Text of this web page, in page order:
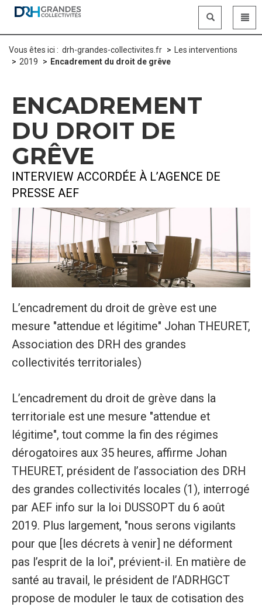
Vous êtes ici : drh-grandes-collectivites.fr
Les interventions
2019
Encadrement du droit de grêve
ENCADREMENT
DU DROIT DE
GRÊVE
INTERVIEW ACCORDÉE À L’AGENCE DE
PRESSE AEF
L’encadrement du droit de grève est une
mesure "attendue et légitime" Johan THEURET,
Association des DRH des grandes
collectivités territoriales)
L’encadrement du droit de grève dans la
territoriale est une mesure "attendue et
légitime", tout comme la fin des régimes
dérogatoires aux 35 heures, affirme Johan
THEURET, président de l’association des DRH
des grandes collectivités locales (1), interrogé
par AEF info sur la loi DUSSOPT du 6 août
2019. Plus largement, "nous serons vigilants
pour que [les décrets à venir] ne déforment
pas l’esprit de la loi", prévient-il. En matière de
santé au travail, le président de l’ADRHGCT
propose de moduler le taux de cotisation des
Panneau de gestion des cookies